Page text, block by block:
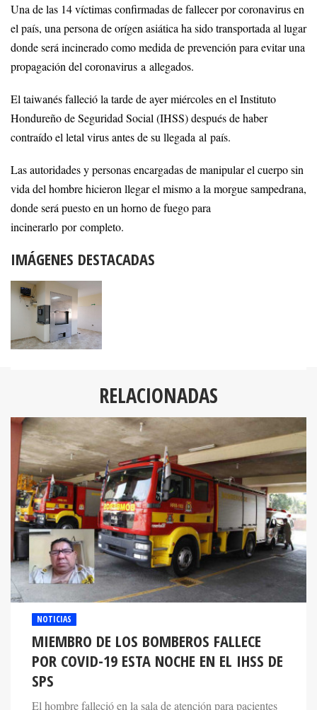
Una de las 14 víctimas confirmadas de fallecer por coronavirus en
el país, una persona de orígen asiática ha sido transportada al lugar
donde será incinerado como medida de prevención para evitar una
propagación del coronavirus a allegados.
El taiwanés falleció la tarde de ayer miércoles en el Instituto
Hondureño de Seguridad Social (IHSS) después de haber
contraído el letal virus antes de su llegada al país.
Las autoridades y personas encargadas de manipular el cuerpo sin
vida del hombre hicieron llegar el mismo a la morgue sampedrana,
donde será puesto en un horno de fuego para
incinerarlo por completo.
IMÁGENES DESTACADAS
RELACIONADAS
NOTICIAS
MIEMBRO DE LOS BOMBEROS FALLECE
POR COVID-19 ESTA NOCHE EN EL IHSS DE
SPS
El hombre falleció en la sala de atención para pacientes